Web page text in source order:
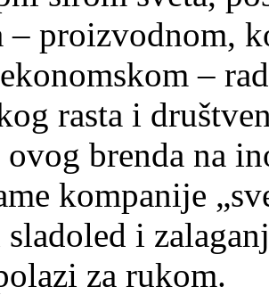
– proizvodnom,
–
rasta i
ovog brenda na
kompanije
i
za rukom.